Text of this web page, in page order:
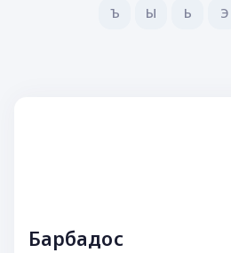
Ъ Ы Ь Э
Барбадос